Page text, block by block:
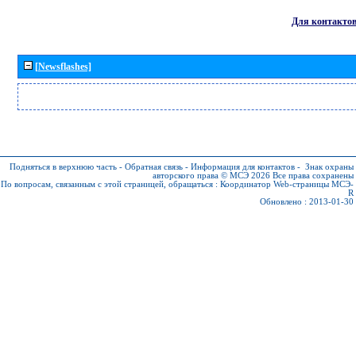
Для контактов
[Newsflashes]
Подняться в верхнюю часть - Обратная связь - Информация для контактов - Знак охраны
авторского права © МСЭ 2026 Все права сохранены
По вопросам, связанным с этой страницей, обращаться : Координатор Web-страницы МСЭ-
R
Обновлено : 2013-01-30